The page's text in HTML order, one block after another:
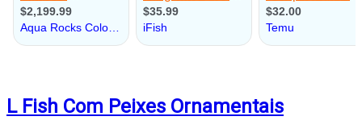
L Fish Com Peixes Ornamentais